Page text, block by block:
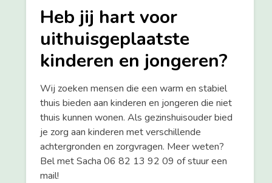
Heb jij hart voor
uithuisgeplaatste
kinderen en jongeren?
Wij zoeken mensen die een warm en stabiel
thuis bieden aan kinderen en jongeren die niet
thuis kunnen wonen. Als gezinshuisouder bied
je zorg aan kinderen met verschillende
achtergronden en zorgvragen. Meer weten?
Bel met Sacha 06 82 13 92 09 of stuur een
mail!